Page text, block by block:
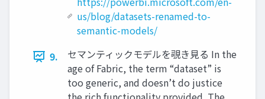
us/blog/datasets-renamed-to-
semantic-models/
9.
セマンティックモデルを覗き見る In the
age of Fabric, the term “dataset” is
too generic, and doesn’t do justice